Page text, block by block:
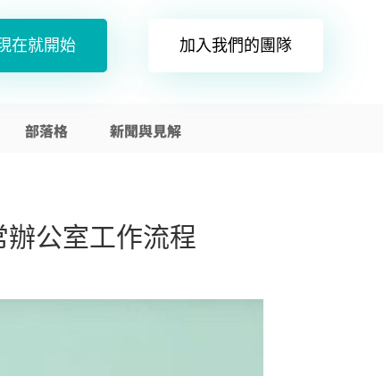
在就開始 加入我們的團隊
部落格 新聞與見解
公室工作流程